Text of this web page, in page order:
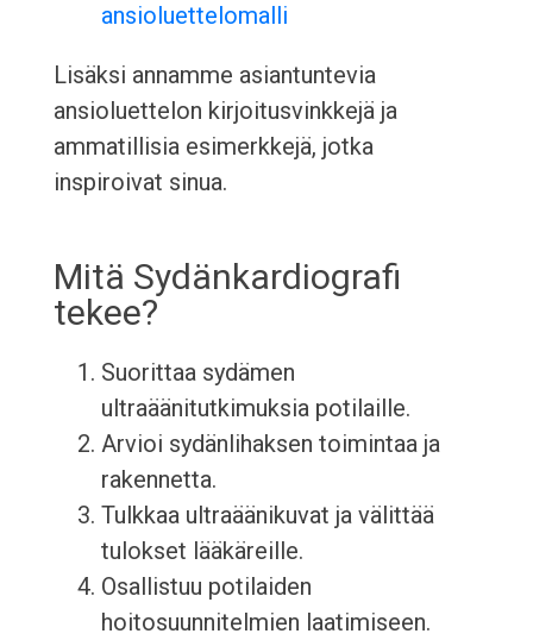
ansioluettelomalli
Lisäksi annamme asiantuntevia
ansioluettelon kirjoitusvinkkejä ja
ammatillisia esimerkkejä, jotka
inspiroivat sinua.
Mitä Sydänkardiografi
tekee?
Suorittaa sydämen
ultraäänitutkimuksia potilaille.
Arvioi sydänlihaksen toimintaa ja
rakennetta.
Tulkkaa ultraäänikuvat ja välittää
tulokset lääkäreille.
Osallistuu potilaiden
hoitosuunnitelmien laatimiseen.